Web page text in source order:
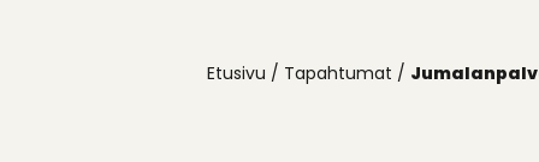
Etusivu / Tapahtumat /